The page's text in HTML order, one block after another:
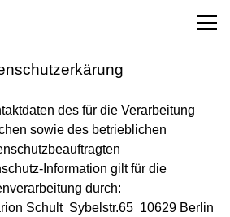
des für die Verarbeitung
sowie des betrieblichen
Information gilt für die
durch:
Schult Sybelstr.65 10629 Berlin